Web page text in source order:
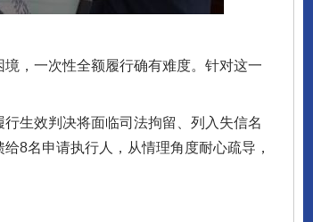
，一次性全额履行确有难度。针对这一
生效判决将面临司法拘留、列入失信名
8名申请执行人，从情理角度耐心疏导，